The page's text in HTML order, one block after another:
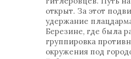
открыт. За этот
удержание
Березине, где была
группировка
окружения под